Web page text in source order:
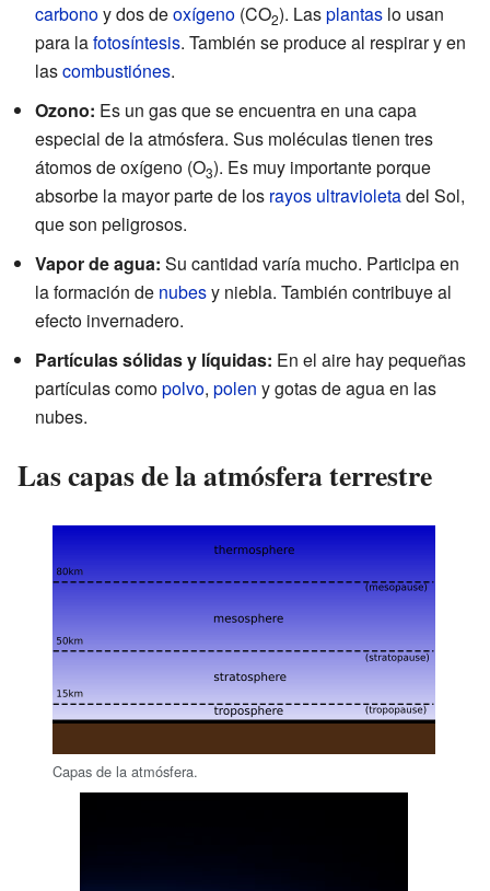
carbonoy dos deoxígeno (CO2). Lasplantas lo usan
para lafotosíntesis. También se produce al respirar y en
lascombustiónes.
Ozono: Es un gas que se encuentra en una capa
especial de la atmósfera. Sus moléculas tienen tres
átomos de oxígeno (O3). Es muy importante porque
absorbe la mayor parte de los rayos ultravioletadel Sol,
que son peligrosos.
Vapor de agua: Su cantidad varía mucho. Participa en
la formación de nubesy niebla. También contribuye al
efecto invernadero.
Partículas sólidas y líquidas: En el aire hay pequeñas
partículas comopolvo, polen y gotas de agua en las
nubes.
Las capas de la atmósfera terrestre
Capas de la atmósfera.